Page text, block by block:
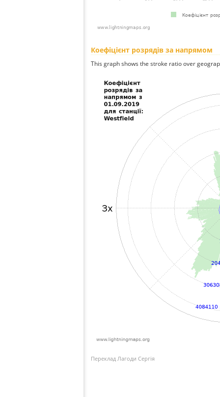
Коефіцієнт розрядів за напрямом
This graph shows the stroke ratio over
Переклад Лагоди Сергія